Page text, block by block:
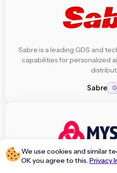
We use cookies and similar
OK you agree to this.Privacy
Sabre is a leading GDS and
capabilities for personalized
Sabre
Mystifly offers global airfare